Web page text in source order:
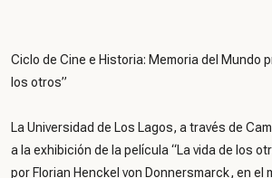
Ciclo de Cine e Historia: Memoria del Mundo
los otros”
La Universidad de Los Lagos, a través de
a la exhibición de la película “La vida de los
por Florian Henckel von Donnersmarck, en el